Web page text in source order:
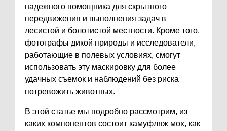
надежного помощника для скрытного
передвижения и выполнения задач в
лесистой и болотистой местности. Кроме того,
фотографы дикой природы и исследователи,
работающие в полевых условиях, смогут
использовать эту маскировку для более
удачных съемок и наблюдений без риска
потревожить животных.
В этой статье мы подробно рассмотрим, из
каких компонентов состоит камуфляж мох, как